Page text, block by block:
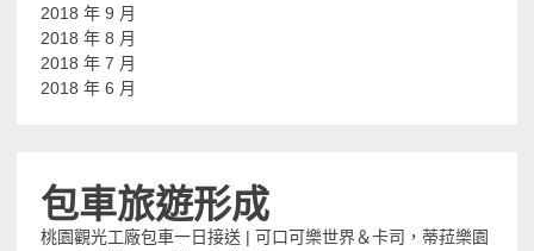
2018 年 9 月
2018 年 8 月
2018 年 7 月
2018 年 6 月
包車旅遊形成
桃園觀光工廠包車一日接送 | 可口可樂世界＆卡司，蒂菈樂園